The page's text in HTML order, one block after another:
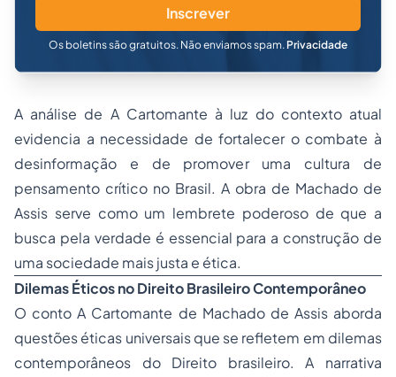
Inscrever
Os boletins são gratuitos. Não enviamos spam. Privacidade
A análise de A Cartomante à luz do contexto atual
evidencia a necessidade de fortalecer o combate à
desinformação e de promover uma cultura de
pensamento crítico no Brasil. A obra de Machado de
Assis serve como um lembrete poderoso de que a
busca pela verdade é essencial para a construção de
uma sociedade mais justa e ética.
Dilemas Éticos no Direito Brasileiro Contemporâneo
O contoA Cartomante de Machado de Assis aborda
questões éticas universais que se refletem em dilemas
contemporâneos do Direito brasileiro. A narrativa